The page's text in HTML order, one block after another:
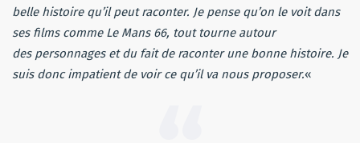
belle histoire qu’il peut raconter. Je pense qu’on le voit dans
ses films comme Le Mans 66, tout tourne autour
des personnages et du fait de raconter une bonne histoire. Je
suis donc impatient de voir ce qu’il va nous proposer.«